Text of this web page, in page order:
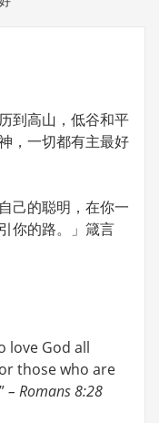
到高山，低谷和平
，一切都有主最好
己的聪明，在你一
你的路。」箴言
love God all
those who are
– Romans 8:28